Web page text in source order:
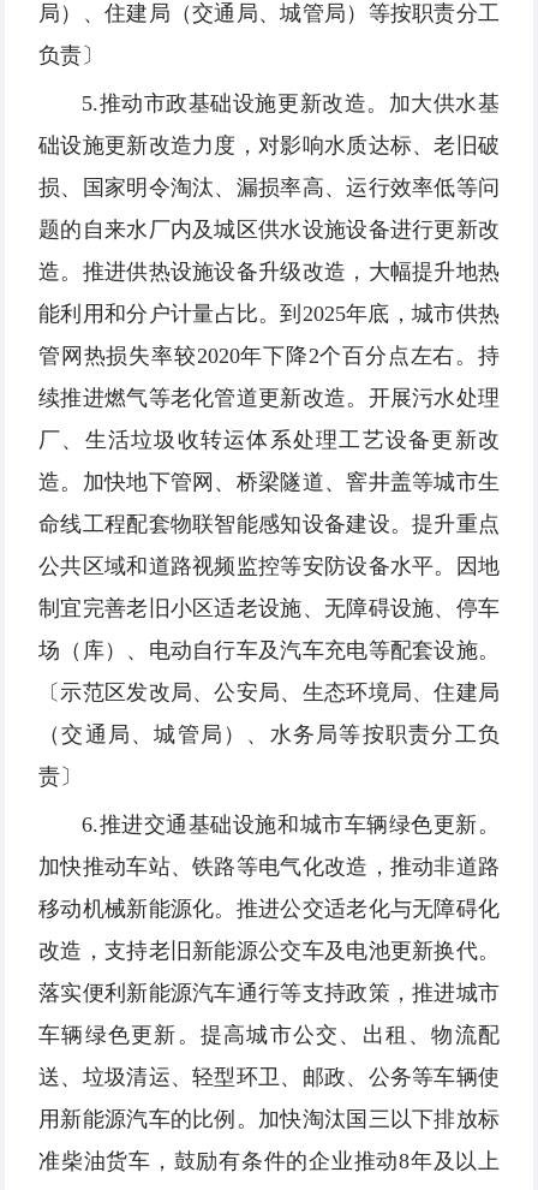
局）、住建局（交通局、城管局）等按职责分工
负责〕
5.推动市政基础设施更新改造。加大供水基
础设施更新改造力度，对影响水质达标、老旧破
损、国家明令淘汰、漏损率高、运行效率低等问
题的自来水厂内及城区供水设施设备进行更新改
造。推进供热设施设备升级改造，大幅提升地热
能利用和分户计量占比。到2025年底，城市供热
管网热损失率较2020年下降2个百分点左右。持
续推进燃气等老化管道更新改造。开展污水处理
厂、生活垃圾收转运体系处理工艺设备更新改
造。加快地下管网、桥梁隧道、窨井盖等城市生
命线工程配套物联智能感知设备建设。提升重点
公共区域和道路视频监控等安防设备水平。因地
制宜完善老旧小区适老设施、无障碍设施、停车
场（库）、电动自行车及汽车充电等配套设施。
〔示范区发改局、公安局、生态环境局、住建局
（交通局、城管局）、水务局等按职责分工负
责〕
6.推进交通基础设施和城市车辆绿色更新。
加快推动车站、铁路等电气化改造，推动非道路
移动机械新能源化。推进公交适老化与无障碍化
改造，支持老旧新能源公交车及电池更新换代。
落实便利新能源汽车通行等支持政策，推进城市
车辆绿色更新。提高城市公交、出租、物流配
送、垃圾清运、轻型环卫、邮政、公务等车辆使
用新能源汽车的比例。加快淘汰国三以下排放标
准柴油货车，鼓励有条件的企业推动8年及以上